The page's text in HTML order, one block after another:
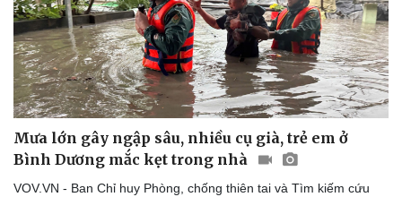
Mưa lớn gây ngập sâu, nhiều cụ già, trẻ em ở
Bình Dương mắc kẹt trong nhà
VOV.VN - Ban Chỉ huy Phòng, chống thiên tai và Tìm kiếm cứu